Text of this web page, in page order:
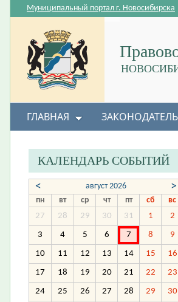
Муниципальный портал г. Новосибирска
ГЛАВНАЯ
КАЛЕНДАРЬ СОБЫТИЙ
< август 2026 >
пн вт ср чт пт сб
вс
27
28 29 30 31 1 2
3 4 5 6 7 8 9
10 11 12 13 14 15 16
17 18 19 20 21 22 23
24 25 26 27 28 29 30